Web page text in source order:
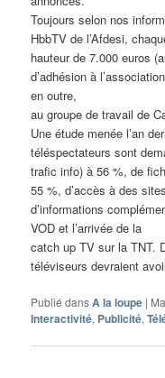
Toujours selon nos
HbbTV de l’Afdesi,
hauteur de 7.000 euros
d’adhésion à
en outre,
au groupe de travail de
Une étude menée l’an
téléspectateurs sont
trafic info) à 56 %, de
55 %, d’accès à des
d’informations
VOD et l’arrivée de la
catch up TV sur la TNT.
téléviseurs devraient
Publié dansA la loupe |
Interactivité, Publicité,